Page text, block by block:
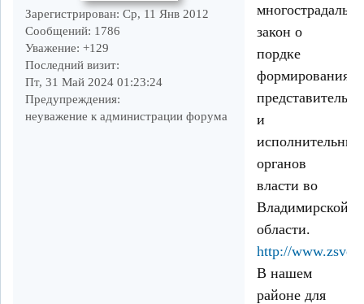
Зарегистрирован: Ср, 11 Янв 2012
Сообщений: 1786
Уважение: +129
Последний визит:
Пт, 31 Май 2024 01:23:24
Предупреждения:
неуважение к администрации форума
закон о
пордке
формирования
и
исполнительных
органов
власти во
Владимирской
области.
http://
В нашем
районе для